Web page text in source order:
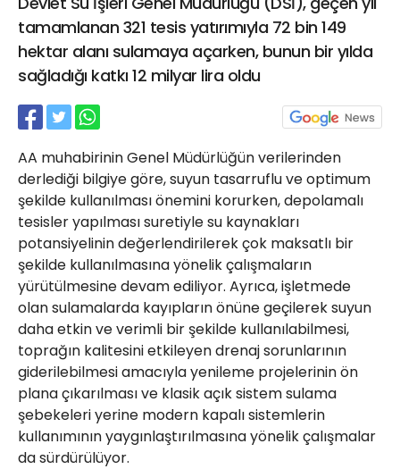
tamamlanan 321 tesis yatırımıyla 72 bin 149
hektar alanı sulamaya açarken, bunun bir yılda
sağladığı katkı 12 milyar lira oldu
AA muhabirinin Genel Müdürlüğün verilerinden
derlediği bilgiye göre, suyun tasarruflu ve optimum
şekilde kullanılması önemini korurken, depolamalı
tesisler yapılması suretiyle su kaynakları
potansiyelinin değerlendirilerek çok maksatlı bir
şekilde kullanılmasına yönelik çalışmaların
yürütülmesine devam ediliyor. Ayrıca, işletmede
olan sulamalarda kayıpların önüne geçilerek suyun
daha etkin ve verimli bir şekilde kullanılabilmesi,
toprağın kalitesini etkileyen drenaj sorunlarının
giderilebilmesi amacıyla yenileme projelerinin ön
plana çıkarılması ve klasik açık sistem sulama
şebekeleri yerine modern kapalı sistemlerin
kullanımının yaygınlaştırılmasına yönelik çalışmalar
da sürdürülüyor.
21 Gölcük
02624132333
haber@golcukpostasi.com